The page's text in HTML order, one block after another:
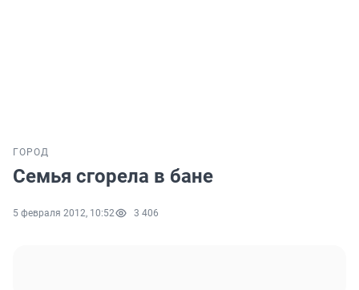
ГОРОД
Семья сгорела в бане
5 февраля 2012, 10:52 3 406